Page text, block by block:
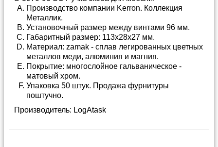
Производство компании Kerron. Коллекция
Металлик.
Установочный размер между винтами 96 мм.
Габаритный размер: 113х28х27 мм.
Материал: zamak - сплав легированных цветных
металлов меди, алюминия и магния.
Покрытие: многослойное гальваническое -
матовый хром.
Упаковка 50 штук. Продажа фурнитуры
поштучно.
Производитель: LogAtask